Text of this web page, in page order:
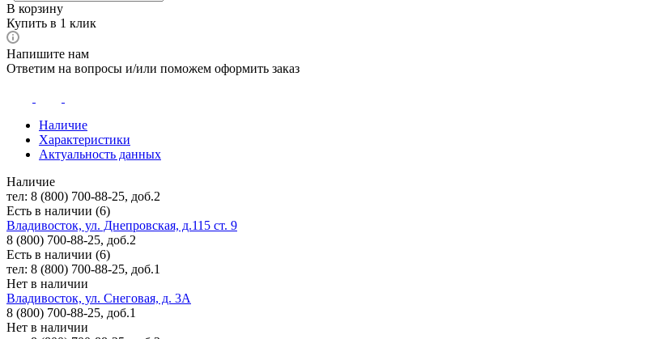
В корзину
Купить в 1 клик
Напишите нам
Ответим на вопросы и/или поможем оформить заказ
Наличие
Характеристики
Актуальность данных
Наличие
тел: 8 (800) 700-88-25, доб.2
Есть в наличии (6)
Владивосток, ул. Днепровская, д.115 ст. 9
8 (800) 700-88-25, доб.2
Есть в наличии (6)
тел: 8 (800) 700-88-25, доб.1
Нет в наличии
Владивосток, ул. Снеговая, д. 3А
8 (800) 700-88-25, доб.1
Нет в наличии